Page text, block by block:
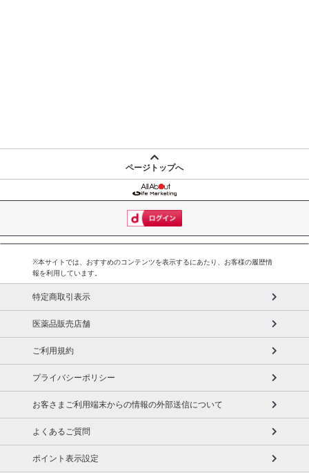
ページトップへ
※本サイトでは、おすすめのコンテンツを表示するにあたり、お客様の履歴情
報を利用しています。
特定商取引表示
医薬品販売店舗
ご利用規約
プライバシーポリシー
お客さまご利用端末からの情報の外部送信について
よくあるご質問
ポイント表示設定